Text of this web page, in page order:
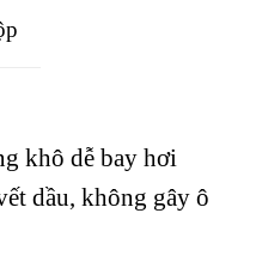
khô dễ bay hơi
dầu, không gây ô